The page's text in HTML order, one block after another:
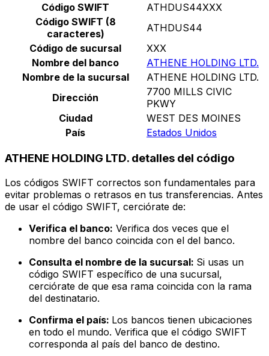
Código SWIFT
ATHDUS44XXX
Código SWIFT (8
caracteres)
ATHDUS44
Código de sucursal
XXX
Nombre del banco
ATHENE HOLDING LTD.
Nombre de la sucursal
ATHENE HOLDING LTD.
Dirección
7700 MILLS CIVIC
PKWY
Ciudad
WEST DES MOINES
País
Estados Unidos
ATHENE HOLDING LTD. detalles del código
Los códigos SWIFT correctos son fundamentales para
evitar problemas o retrasos en tus transferencias. Antes
de usar el código SWIFT, cerciórate de:
Verifica el banco: Verifica dos veces que el
nombre del banco coincida con el del banco.
Consulta el nombre de la sucursal: Si usas un
código SWIFT específico de una sucursal,
cerciórate de que esa rama coincida con la rama
del destinatario.
Confirma el país: Los bancos tienen ubicaciones
en todo el mundo. Verifica que el código SWIFT
corresponda al país del banco de destino.